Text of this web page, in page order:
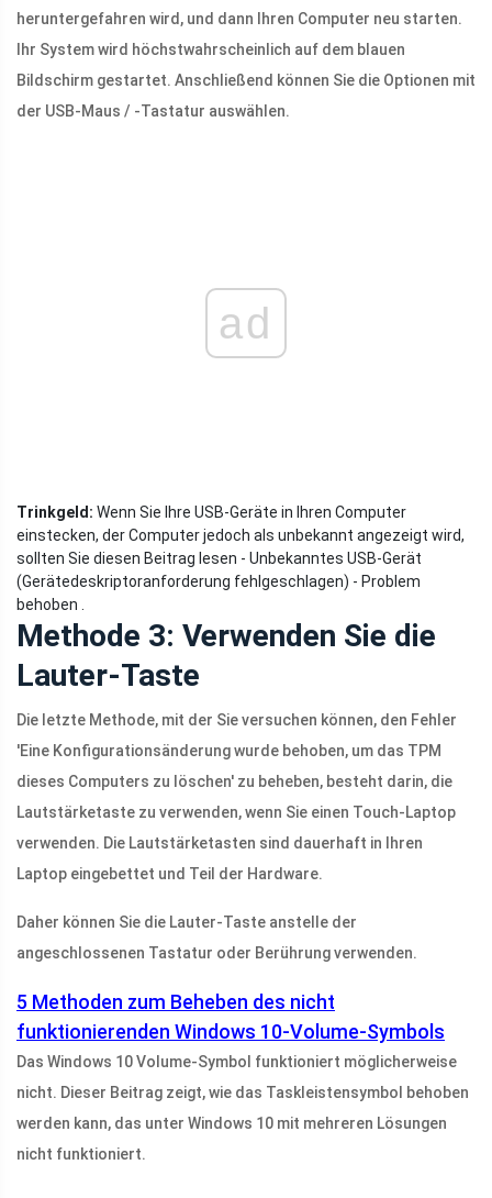
heruntergefahren wird, und dann Ihren Computer neu starten.
Ihr System wird höchstwahrscheinlich auf dem blauen
Bildschirm gestartet. Anschließend können Sie die Optionen mit
der USB-Maus / -Tastatur auswählen.
ad
Trinkgeld: Wenn Sie Ihre USB-Geräte in Ihren Computer
einstecken, der Computer jedoch als unbekannt angezeigt wird,
sollten Sie diesen Beitrag lesen - Unbekanntes USB-Gerät
(Gerätedeskriptoranforderung fehlgeschlagen) - Problem
behoben .
Methode 3: Verwenden Sie die
Lauter-Taste
Die letzte Methode, mit der Sie versuchen können, den Fehler
'Eine Konfigurationsänderung wurde behoben, um das TPM
dieses Computers zu löschen' zu beheben, besteht darin, die
Lautstärketaste zu verwenden, wenn Sie einen Touch-Laptop
verwenden. Die Lautstärketasten sind dauerhaft in Ihren
Laptop eingebettet und Teil der Hardware.
Daher können Sie die Lauter-Taste anstelle der
angeschlossenen Tastatur oder Berührung verwenden.
5 Methoden zum Beheben des nicht
funktionierenden Windows 10-Volume-Symbols
Das Windows 10 Volume-Symbol funktioniert möglicherweise
nicht. Dieser Beitrag zeigt, wie das Taskleistensymbol behoben
werden kann, das unter Windows 10 mit mehreren Lösungen
nicht funktioniert.